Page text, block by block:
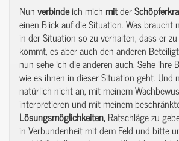
Nunverbindeich mich mitder
einen Blick auf die Situation. Was braucht
in der Situation so zu verhalten, dass er
kommt, es aber auch den anderen
nun sehe ich die anderen auch. Sehe ihre
wie es ihnen in dieser Situation geht. Und
natürlich nicht an, mit meinem
interpretieren und mit meinem
Lösungsmöglichkeiten,Ratschläge zu
in Verbundenheit mit dem Feld und bitte